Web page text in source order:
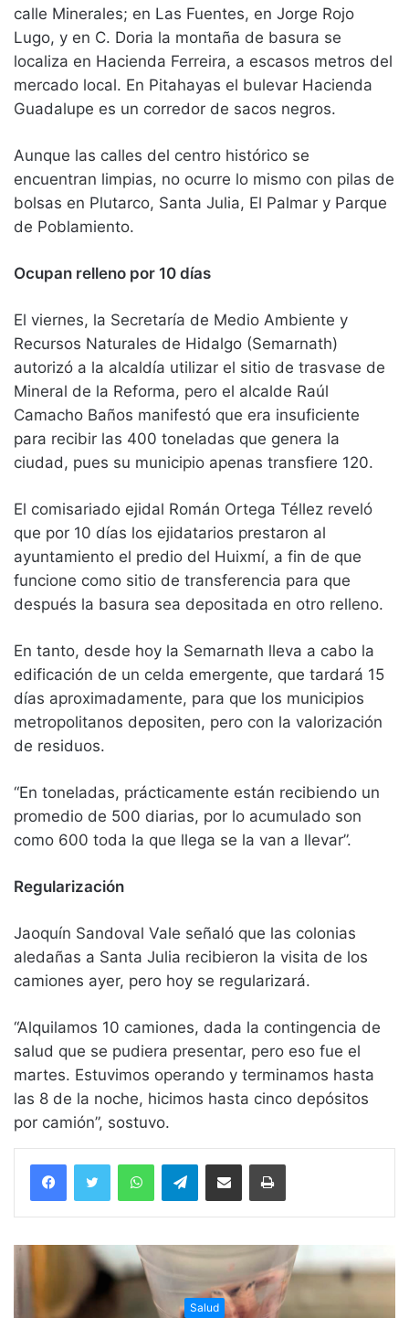
calle Minerales; en Las Fuentes, en Jorge Rojo
Lugo, y en C. Doria la montaña de basura se
localiza en Hacienda Ferreira, a escasos metros del
mercado local. En Pitahayas el bulevar Hacienda
Guadalupe es un corredor de sacos negros.
Aunque las calles del centro histórico se
encuentran limpias, no ocurre lo mismo con pilas de
bolsas en Plutarco, Santa Julia, El Palmar y Parque
de Poblamiento.
Ocupan relleno por 10 días
El viernes, la Secretaría de Medio Ambiente y
Recursos Naturales de Hidalgo (Semarnath)
autorizó a la alcaldía utilizar el sitio de trasvase de
Mineral de la Reforma, pero el alcalde Raúl
Camacho Baños manifestó que era insuficiente
para recibir las 400 toneladas que genera la
ciudad, pues su municipio apenas transfiere 120.
El comisariado ejidal Román Ortega Téllez reveló
que por 10 días los ejidatarios prestaron al
ayuntamiento el predio del Huixmí, a fin de que
funcione como sitio de transferencia para que
después la basura sea depositada en otro relleno.
En tanto, desde hoy la Semarnath lleva a cabo la
edificación de un celda emergente, que tardará 15
días aproximadamente, para que los municipios
metropolitanos depositen, pero con la valorización
de residuos.
“En toneladas, prácticamente están recibiendo un
promedio de 500 diarias, por lo acumulado son
como 600 toda la que llega se la van a llevar”.
Regularización
Jaoquín Sandoval Vale señaló que las colonias
aledañas a Santa Julia recibieron la visita de los
camiones ayer, pero hoy se regularizará.
“Alquilamos 10 camiones, dada la contingencia de
salud que se pudiera presentar, pero eso fue el
martes. Estuvimos operando y terminamos hasta
las 8 de la noche, hicimos hasta cinco depósitos
por camión”, sostuvo.
WhatsAppTelegramCompartir vía email Imprimir
Salud